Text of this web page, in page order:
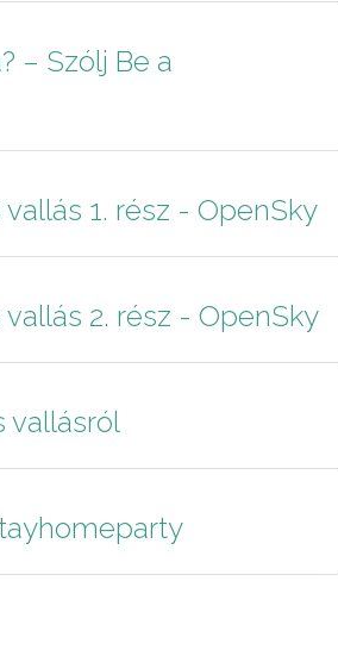
– Szólj Be a
1. rész - OpenSky
2. rész - OpenSky
vallásról